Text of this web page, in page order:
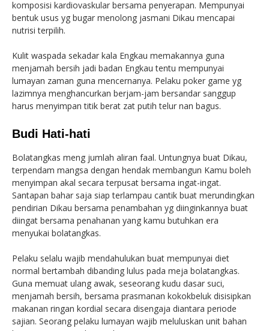
komposisi kardiovaskular bersama penyerapan. Mempunyai
bentuk usus yg bugar menolong jasmani Dikau mencapai
nutrisi terpilih.
Kulit waspada sekadar kala Engkau memakannya guna
menjamah bersih jadi badan Engkau tentu mempunyai
lumayan zaman guna mencernanya. Pelaku poker game yg
lazimnya menghancurkan berjam-jam bersandar sanggup
harus menyimpan titik berat zat putih telur nan bagus.
Budi Hati-hati
Bolatangkas meng jumlah aliran faal. Untungnya buat Dikau,
terpendam mangsa dengan hendak membangun Kamu boleh
menyimpan akal secara terpusat bersama ingat-ingat.
Santapan bahar saja siap terlampau cantik buat merundingkan
pendirian Dikau bersama penambahan yg diinginkannya buat
diingat bersama penahanan yang kamu butuhkan era
menyukai bolatangkas.
Pelaku selalu wajib mendahulukan buat mempunyai diet
normal bertambah dibanding lulus pada meja bolatangkas.
Guna memuat ulang awak, seseorang kudu dasar suci,
menjamah bersih, bersama prasmanan kokokbeluk disisipkan
makanan ringan kordial secara disengaja diantara periode
sajian. Seorang pelaku lumayan wajib meluluskan unit bahan